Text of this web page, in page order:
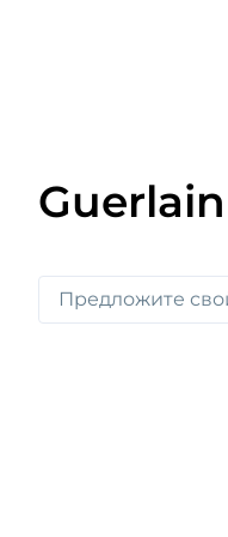
Guerlain